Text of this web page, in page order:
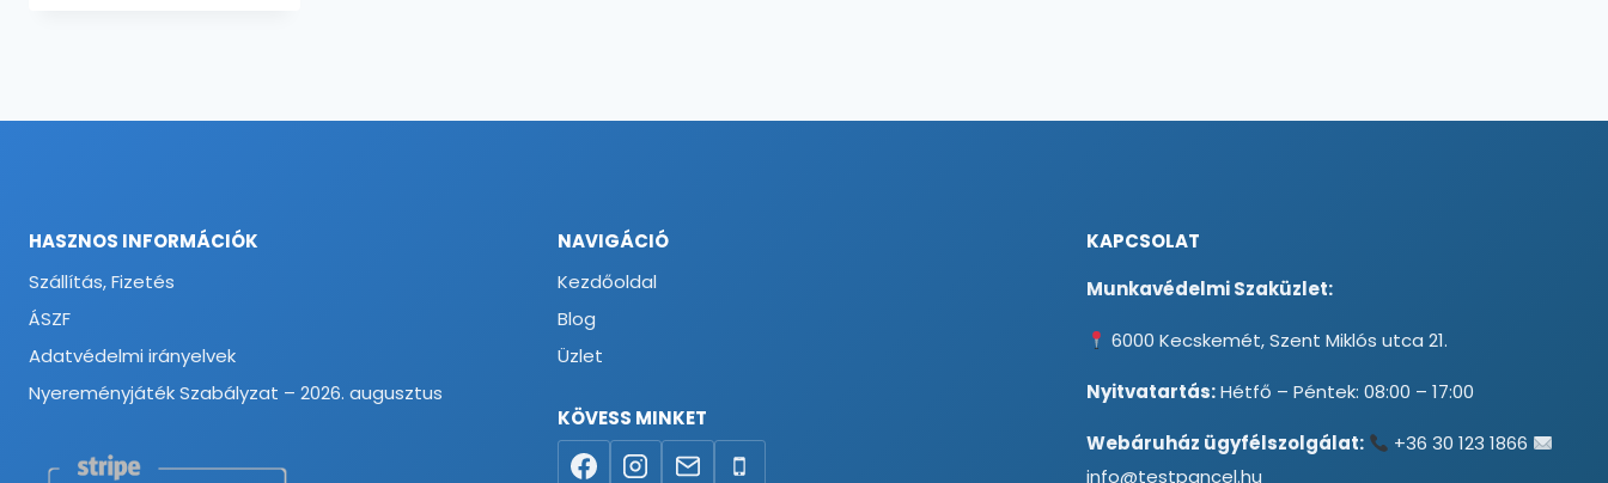
HASZNOS INFORMÁCIÓK
Szállítás, Fizetés
ÁSZF
Adatvédelmi irányelvek
Nyereményjáték Szabályzat – 2026. augusztus
NAVIGÁCIÓ
Kezdőoldal
Blog
Üzlet
KÖVESS MINKET
KAPCSOLAT
Munkavédelmi Szaküzlet:
6000 Kecskemét, Szent Miklós utca 21.
Nyitvatartás:Hétfő – Péntek: 08:00 – 17:00
Webáruház ügyfélszolgálat:
+36 30 123 1866
info@testpancel.hu